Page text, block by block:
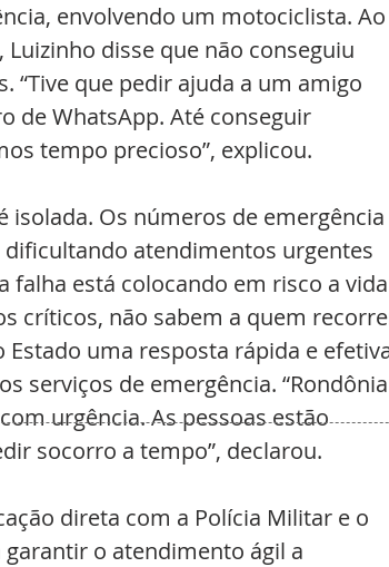
envolvendo um motociclista. Ao
disse que não conseguiu
“Tive que pedir ajuda a um amigo
de WhatsApp. Até conseguir
tempo precioso”, explicou.
isolada. Os números de emergência
atendimentos urgentes
falha está colocando em risco a vida
críticos, não sabem a quem
uma resposta rápida e
serviços de emergência. “Rondônia
urgência. As pessoas estão
socorro a tempo”, declarou.
direta com a Polícia Militar e o
o atendimento ágil a